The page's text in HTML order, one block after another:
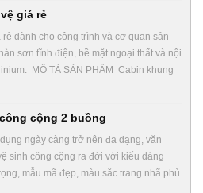
giá rẻ
rẻ dành cho công trình và cơ quan sản
sơn tĩnh điện, bề mặt ngoại thất và nội
MÔ TẢ SẢN PHẨM Cabin khung
cộng 2 buồng
ngày càng trở nên đa dạng, văn
sinh công cộng ra đời với kiểu dáng
mẫu mã đẹp, màu săc trang nhã phù